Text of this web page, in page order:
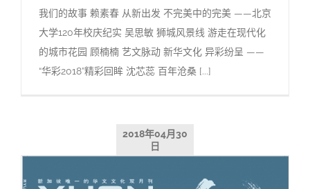
我们的故事 赖素春 从新出发 不完美中的完美 ——北京
大学120年校庆纪实 吴思敏 狮城风景线 游走在现代化
的城市花园 顾楠楠 艺文脉动 新华文化 异彩纷呈 ——
“华彩2018”精彩回眸 沈芯蕊 百年沧桑 [...]
2018年04月30
日